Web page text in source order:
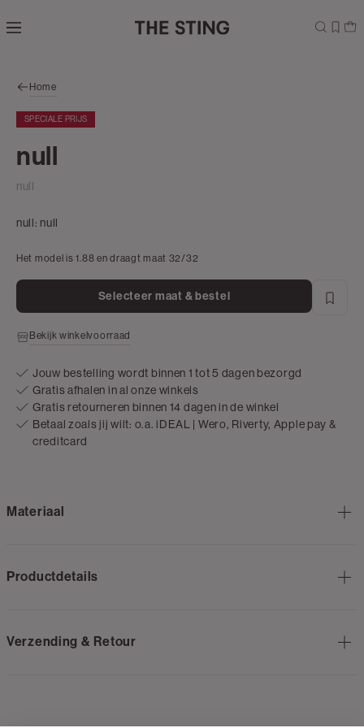
direct naar
zoekbalk
Navigeer
direct
Home
SPECIALE PRIJS
null
null
null: null
Het model is 1.88 en draagt maat 32/32
Selecteer maat & bestel
Bekijk winkelvoorraad
Jouw bestelling wordt binnen 1 tot 5 dagen bezorgd
Gratis afhalen in al onze winkels
Gratis retourneren binnen 14 dagen in de winkel
Betaal zoals jij wilt: o.a. iDEAL | Wero, Riverty, Apple pay &
creditcard
Materiaal
Productdetails
Verzending & Retour